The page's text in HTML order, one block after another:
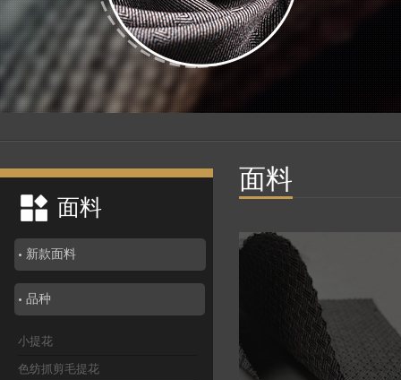
面料
新款面料
品种
小提花
色纺抓剪毛提花
面料